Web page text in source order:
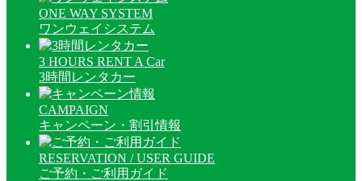
ONE WAY SYSTEM
ワンウェイシステム
3 HOURS RENT A Car
3時間レンタカー
CAMPAIGN
キャンペーン・割引情報
RESERVATION / USER GUIDE
ご予約・ご利用ガイド